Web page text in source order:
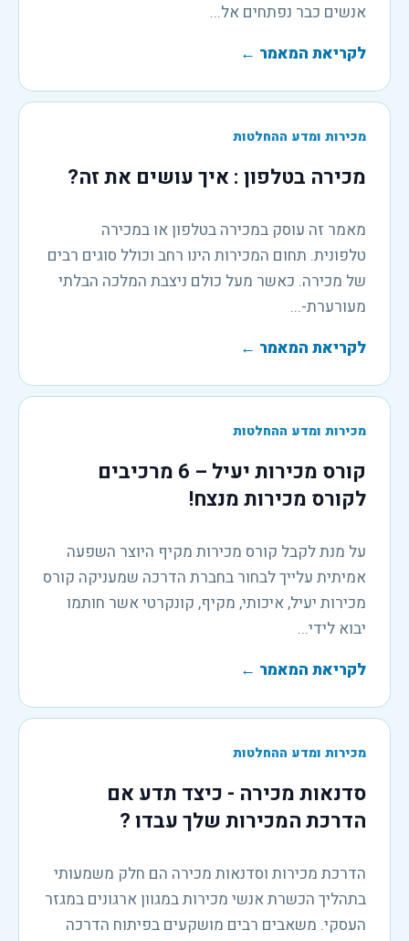
אנשים כבר נפתחים אל...
לקריאת המאמר ←
מכירות ומדע ההחלטות
מכירה בטלפון : איך עושים את זה?
מאמר זה עוסק במכירה בטלפון או במכירה
טלפונית. תחום המכירות הינו רחב וכולל סוגים רבים
של מכירה. כאשר מעל כולם ניצבת המלכה הבלתי
מעורערת-...
לקריאת המאמר ←
מכירות ומדע ההחלטות
קורס מכירות יעיל – 6 מרכיבים
לקורס מכירות מנצח!
על מנת לקבל קורס מכירות מקיף היוצר השפעה
אמיתית עלייך לבחור בחברת הדרכה שמעניקה קורס
מכירות יעיל, איכותי, מקיף, קונקרטי אשר חותמו
יבוא לידי...
לקריאת המאמר ←
מכירות ומדע ההחלטות
סדנאות מכירה - כיצד תדע אם
הדרכת המכירות שלך עבדו ?
הדרכת מכירות וסדנאות מכירה הם חלק משמעותי
בתהליך הכשרת אנשי מכירות במגוון ארגונים במגזר
העסקי. משאבים רבים מושקעים בפיתוח הדרכה